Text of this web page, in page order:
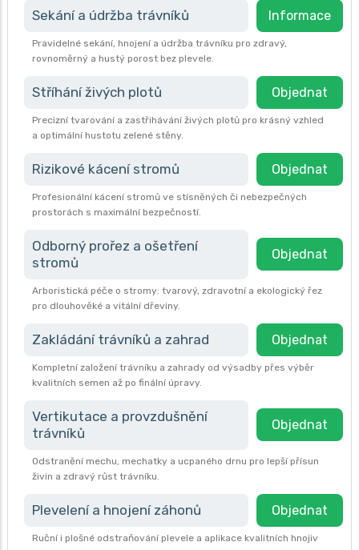
Sekání a údržba trávníků Informace
Pravidelné sekání, hnojení a údržba trávníku pro zdravý,
rovnoměrný a hustý porost bez plevele.
Stříhání živých plotů Objednat
Precizní tvarování a zastřihávání živých plotů pro krásný vzhled
a optimální hustotu zelené stěny.
Rizikové kácení stromů Objednat
Profesionální kácení stromů ve stísněných či nebezpečných
prostorách s maximální bezpečností.
Odborný prořez a ošetření
stromů
Objednat
Arboristická péče o stromy: tvarový, zdravotní a ekologický řez
pro dlouhověké a vitální dřeviny.
Zakládání trávníků a zahrad Objednat
Kompletní založení trávníku a zahrady od výsadby přes výběr
kvalitních semen až po finální úpravy.
Vertikutace a provzdušnění
trávníků
Objednat
Odstranění mechu, mechatky a ucpaného drnu pro lepší přísun
živin a zdravý růst trávníku.
Plevelení a hnojení záhonů Objednat
Ruční i plošné odstraňování plevele a aplikace kvalitních hnojiv